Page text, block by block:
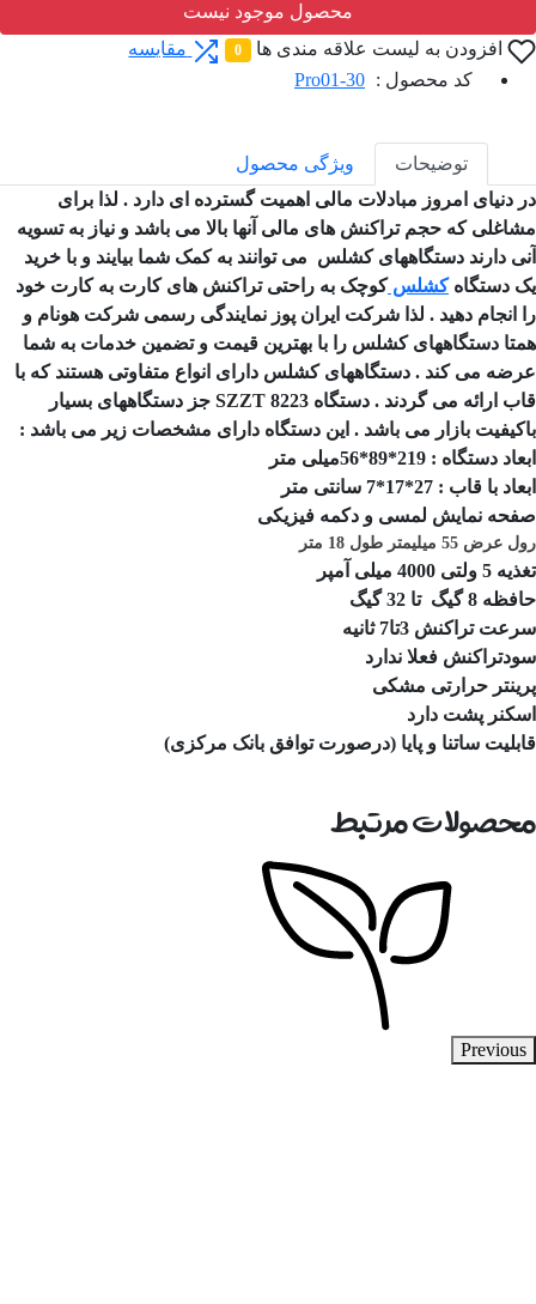
محصول موجود نیست
افزودن به لیست علاقه مندی ها
مقایسه
کد محصول : Pro01-30
توضیحات
ویژگی محصول
دنیای امروز مبادلات مالی اهمیت گسترده ای دارد . لذا برای
که حجم تراکنش های مالی آنها بالا می باشد و نیاز به تسویه
دارند دستگاههای کشلس می توانند به کمک شما بیایند و با خرید
دستگاهکشلس کوچک به راحتی تراکنش های کارت به کارت خود
انجام دهید . لذا شرکت ایران پوز نمایندگی رسمی شرکت هونام و
دستگاههای کشلس را با بهترین قیمت و تضمین خدمات به شما
می کند . دستگاههای کشلس دارای انواع متفاوتی هستند که با
قاب ارائه می گردند . دستگاه SZZT 8223 جز دستگاههای بسیار
بازار می باشد . این دستگاه دارای مشخصات زیر می باشد :
دستگاه : 219*89*56میلی متر
با قاب : 27*17*7 سانتی متر
نمایش لمسی و دکمه فیزیکی
55 میلیمتر طول 18 متر
4000 میلی آمپر
گیگ تا 32 گیگ
تراکنش 3تا7 ثانیه
فعلا ندارد
حرارتی مشکی
پشت دارد
ساتنا و پایا (درصورت توافق بانک مرکزی)
مرتبط